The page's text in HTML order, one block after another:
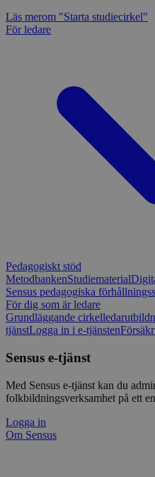
Läs merom "Starta studiecirkel"
För ledare
Pedagogiskt stöd
MetodbankenStudiematerial
Sensus pedagogiska
För dig som är ledare
Grundläggande
tjänstLogga in i e-tjänsten
Sensus e-tjänst
Med Sensus e-tjänst kan du
folkbildningsverksamhet på ett
Logga in
Om Sensus